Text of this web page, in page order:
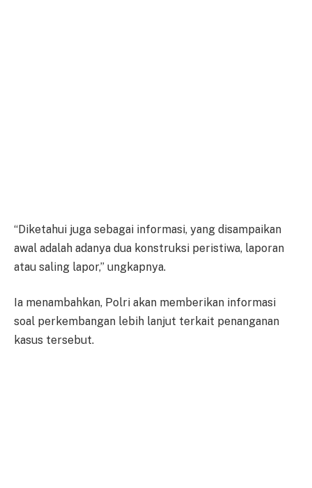
“Diketahui juga sebagai informasi, yang disampaikan
awal adalah adanya dua konstruksi peristiwa, laporan
atau saling lapor,” ungkapnya.
Ia menambahkan, Polri akan memberikan informasi
soal perkembangan lebih lanjut terkait penanganan
kasus tersebut.